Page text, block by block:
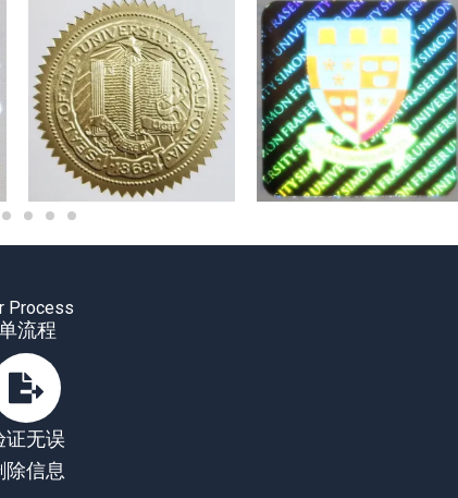
Process
流程
证无误
除信息